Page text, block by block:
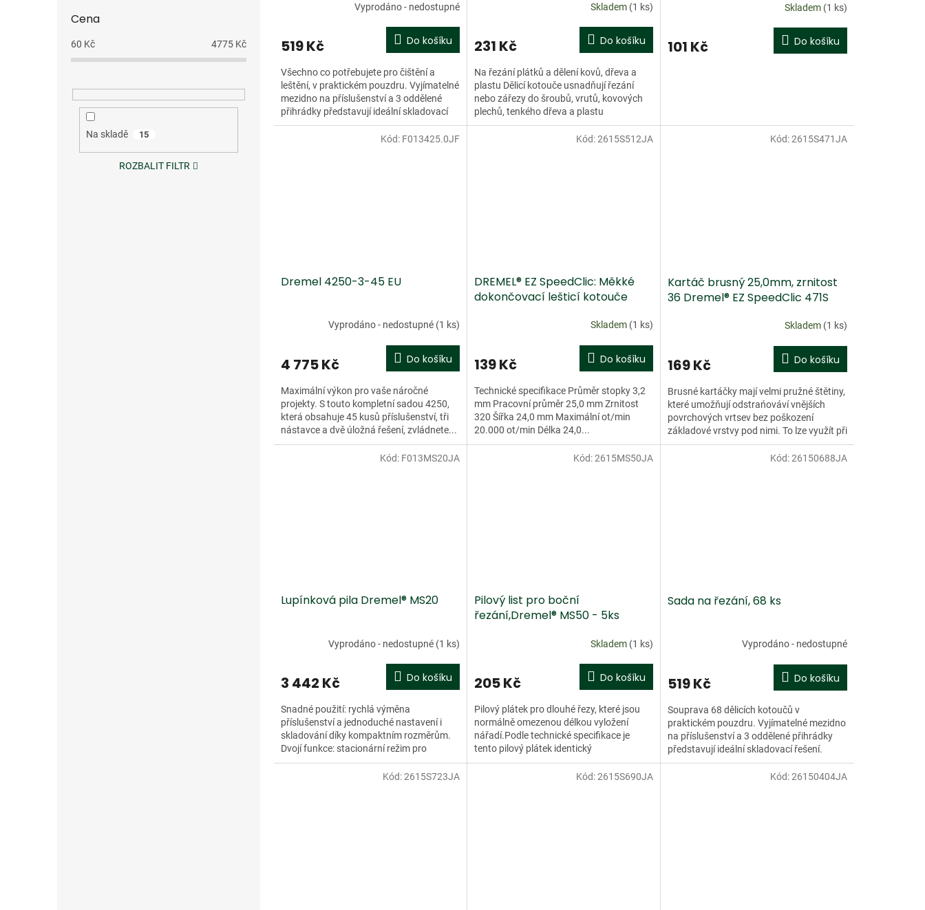
Cena
60 Kč 4775 Kč
Na skladě 15
ROZBALIT FILTR
Vyprodáno - nedostupné
519 Kč Do košíku
Všechno co potřebujete pro čištění a
leštění, v praktickém pouzdru. Vyjímatelné
mezidno na příslušenství a 3 oddělené
přihrádky představují ideální skladovací
řešení. Letáček s...
Skladem (1 ks)
231 Kč Do košíku
Na řezání plátků a dělení kovů, dřeva a
plastu Dělicí kotouče usnadňují řezání
nebo zářezy do šroubů, vrutů, kovových
plechů, tenkého dřeva a plastu
Sklolaminátem vyztužené...
Skladem (1 ks)
101 Kč Do košíku
Dremel 4250-3-45 EU
Vyprodáno - nedostupné (1 ks)
4 775 Kč Do košíku
Maximální výkon pro vaše náročné
projekty. S touto kompletní sadou 4250,
která obsahuje 45 kusů příslušenství, tři
nástavce a dvě úložná řešení, zvládnete...
Kód: F013425.0JF
DREMEL® EZ SpeedClic: Měkké
dokončovací lešticí kotouče
Skladem (1 ks)
139 Kč Do košíku
Technické specifikace Průměr stopky 3,2
mm Pracovní průměr 25,0 mm Zrnitost
320 Šířka 24,0 mm Maximální ot/min
20.000 ot/min Délka 24,0...
Kód:2615S512JA
Kartáč brusný 25,0mm, zrnitost
36 Dremel® EZ SpeedClic 471S
Skladem (1 ks)
169 Kč Do košíku
Brusné kartáčky mají velmi pružné štětiny,
které umožňují odstrańováví vnějších
povrchových vrtsev bez poškození
základové vrstvy pod nimi. To lze využít při
odjehlování,...
Kód:2615S471JA
Lupínková pila Dremel® MS20
Vyprodáno - nedostupné (1 ks)
3 442 Kč Do košíku
Snadné použití: rychlá výměna
příslušenství a jednoduché nastavení i
skladování díky kompaktním rozměrům.
Dvojí funkce: stacionární režim pro
přesnou práci a manuální režim...
Kód: F013MS20JA
Pilový list pro boční
řezání,Dremel® MS50 - 5ks
Skladem (1 ks)
205 Kč Do košíku
Pilový plátek pro dlouhé řezy, které jsou
normálně omezenou délkou vyložení
nářadí.Podle technické specifikace je
tento pilový plátek identický
s univerzálním pilovým...
Kód:2615MS50JA
Sada na řezání, 68 ks
Vyprodáno - nedostupné
519 Kč Do košíku
Souprava 68 dělicích kotoučů v
praktickém pouzdru. Vyjímatelné mezidno
na příslušenství a 3 oddělené přihrádky
představují ideální skladovací řešení.
Letáček s příklady použití...
Kód:26150688JA
Kód:2615S723JA Kód:2615S690JA Kód:26150404JA